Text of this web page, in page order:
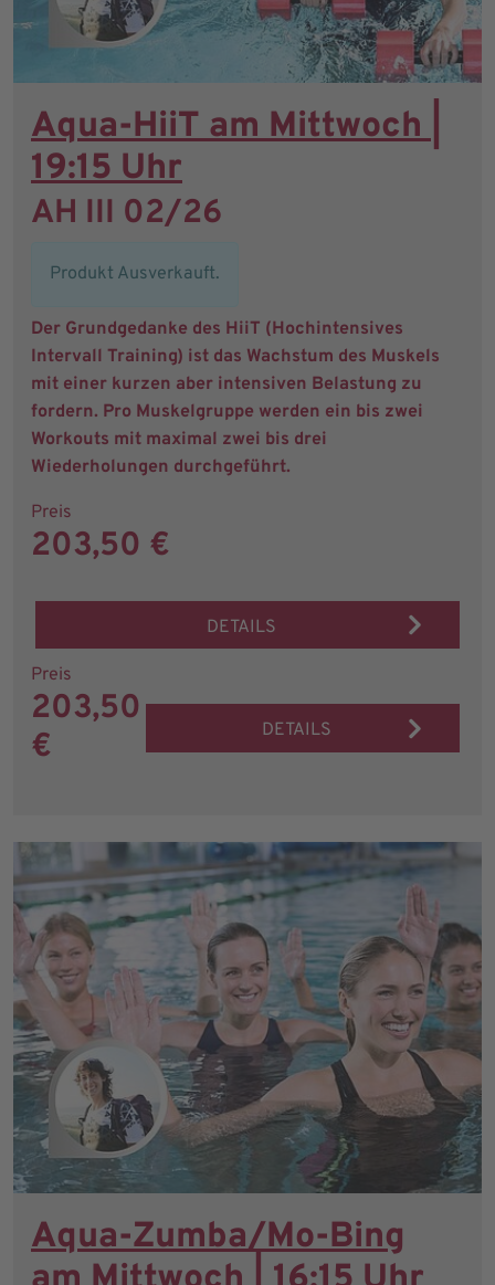
Aqua-HiiT am Mittwoch |
19:15 Uhr
AH III 02/26
Produkt Ausverkauft.
Der Grundgedanke des HiiT (Hochintensives
Intervall Training) ist das Wachstum des Muskels
mit einer kurzen aber intensiven Belastung zu
fordern. Pro Muskelgruppe werden ein bis zwei
Workouts mit maximal zwei bis drei
Wiederholungen durchgeführt.
Preis
203,50 €
DETAILS
Preis
203,50
€
DETAILS
Aqua-Zumba/Mo-Bing